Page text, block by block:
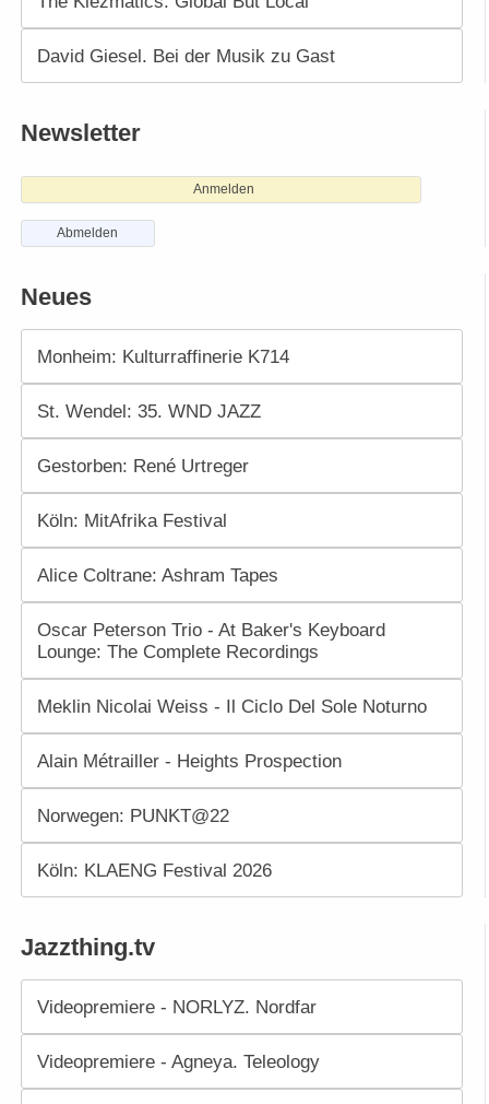
David Giesel. Bei der Musik zu Gast
Newsletter
Anmelden
Abmelden
Neues
Monheim: Kulturraffinerie K714
St. Wendel: 35. WND JAZZ
Gestorben: René Urtreger
Köln: MitAfrika Festival
Alice Coltrane: Ashram Tapes
Oscar Peterson Trio - At Baker's Keyboard
Lounge: The Complete Recordings
Meklin Nicolai Weiss - Il Ciclo Del Sole Noturno
Alain Métrailler - Heights Prospection
Norwegen: PUNKT@22
Köln: KLAENG Festival 2026
Jazzthing.tv
Videopremiere - NORLYZ. Nordfar
Videopremiere - Agneya. Teleology